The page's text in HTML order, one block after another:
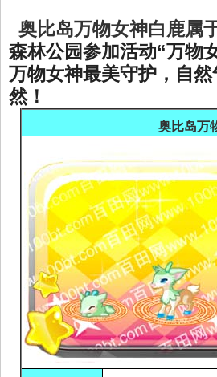
奥比岛万物女神白鹿属
森林公园参加活动“万
万物女神最美守护，自
然！
奥比岛万